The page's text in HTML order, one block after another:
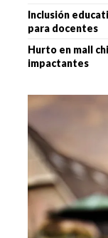
Inclusión
para docentes
Hurto en mall
impactantes